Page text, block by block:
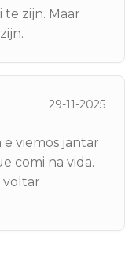
zijn. Maar
29-11-2025
e viemos jantar
comi na vida.
voltar